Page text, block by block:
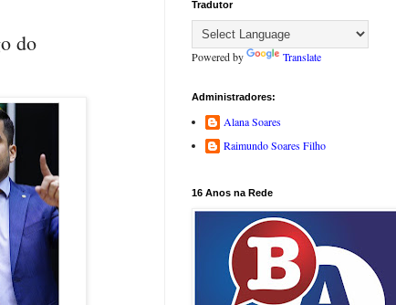
do
Tradutor
Powered by Translate
Administradores:
Alana Soares
Raimundo Soares Filho
16 Anos na Rede